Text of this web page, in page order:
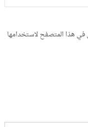
في هذا المتصفح لاستخدامها